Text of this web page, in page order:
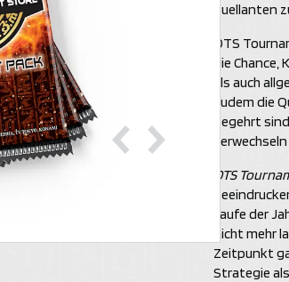
Duellanten
OTS
die
als auch
zudem die
begehrt
OTS
Laufe der
nicht mehr
Zeitpunkt
Strategie